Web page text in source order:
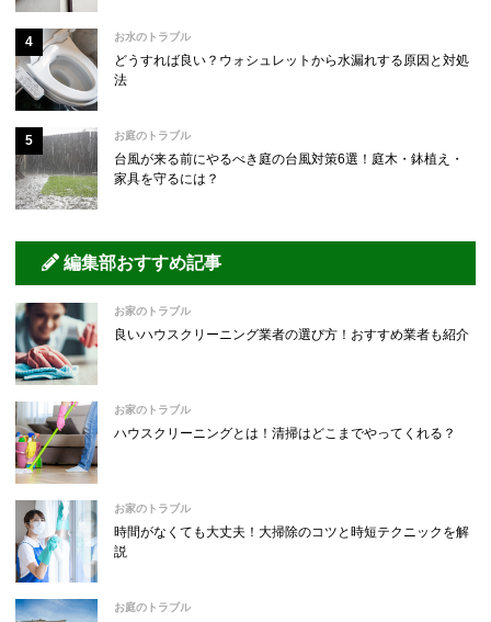
お水のトラブル
どうすれば良い？ウォシュレットから水漏れする原因と対処
法
お庭のトラブル
台風が来る前にやるべき庭の台風対策6選！庭木・鉢植え・
家具を守るには？
編集部おすすめ記事
お家のトラブル
良いハウスクリーニング業者の選び方！おすすめ業者も紹介
お家のトラブル
ハウスクリーニングとは！清掃はどこまでやってくれる？
お家のトラブル
時間がなくても大丈夫！大掃除のコツと時短テクニックを解
説
お庭のトラブル